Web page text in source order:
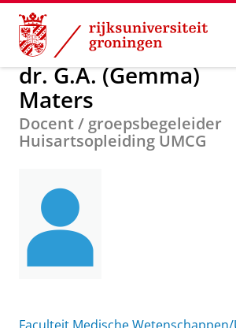
Skip
Content
Skip
Navigation
Over ons dr. G.A.
dr. G.A. (Gemma)
Maters
Docent / groepsbegeleider
Huisartsopleiding UMCG